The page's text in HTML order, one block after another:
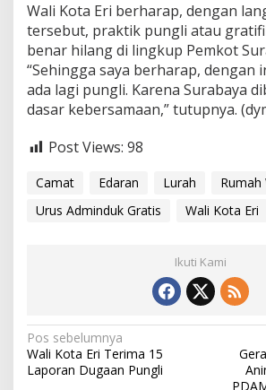
Wali Kota Eri berharap, dengan
tersebut, praktik pungli atau
benar hilang di lingkup Pemkot
“Sehingga saya berharap, dengan
ada lagi pungli. Karena Surabaya
dasar kebersamaan,” tutupnya.
Post Views: 98
Camat Edaran Lurah
Rumah
Urus Adminduk Gratis
Wali Kota Eri
Ikuti Kami
N
a
Pos sebelumnya
Wali Kota Eri Terima 15
Laporan Dugaan Pungli